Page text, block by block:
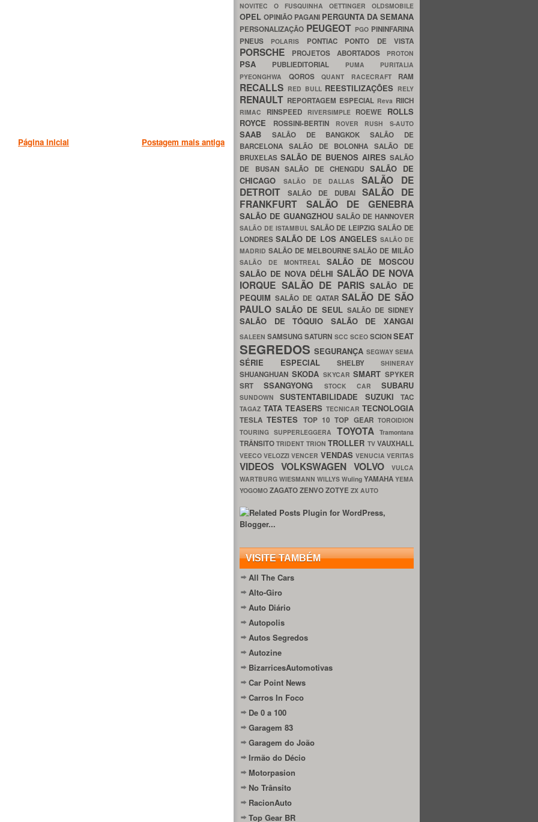
Postagem mais antiga
Página inicial
NOVITEC O FUSQUINHA OETTINGER OLDSMOBILE
OPEL OPINIÃO PAGANI PERGUNTA DA SEMANA
PERSONALIZAÇÃO PEUGEOT PGO PININFARINA
PNEUS
POLARIS PONTIAC PONTO DE VISTA
PORSCHE PROJETOS ABORTADOS PROTON
PSA PUBLIEDITORIAL PUMA PURITALIA
PYEONGHWA QOROS QUANT RACECRAFT RAM
RECALLS RED BULL REESTILIZAÇÕES RELY
RENAULT REPORTAGEM ESPECIAL Reva RIICH
RIMAC RINSPEED RIVERSIMPLE ROEWE ROLLS
ROYCE
ROSSINI-BERTIN ROVER RUSH S-AUTO
SAAB SALÃO DE BANGKOKSALÃO DE
BARCELONA SALÃO DE BOLONHASALÃO DE
BRUXELAS SALÃO DE BUENOS AIRES SALÃO
DE BUSAN SALÃO DE CHENGDU SALÃO DE
CHICAGO
SALÃO DE DALLASSALÃO DE
DETROIT
SALÃO DE DUBAI SALÃO DE
FRANKFURT SALÃO DE GENEBRA
SALÃO DE GUANGZHOU SALÃO DE HANNOVER
SALÃO DE ISTAMBUL SALÃO DE LEIPZIGSALÃO DE
LONDRESSALÃO DE LOS ANGELES SALÃO DE
MADRID SALÃO DE MELBOURNESALÃO DE MILÃO
SALÃO DE MONTREAL SALÃO DE MOSCOU
SALÃO DE NOVA DÉLHI SALÃO DE NOVA
IORQUE SALÃO DE PARISSALÃO DE
PEQUIM SALÃO DE QATARSALÃO DE SÃO
PAULO SALÃO DE SEUL SALÃO DE SIDNEY
SALÃO DE TÓQUIO SALÃO DE XANGAI
SALEENSAMSUNGSATURN SCC SCEO SCIONSEAT
SEGREDOSSEGURANÇA SEGWAYSEMA
SÉRIE ESPECIAL SHELBY SHINERAY
SHUANGHUAN SKODA SKYCARSMART SPYKER
SRTSSANGYONG STOCK CAR SUBARU
SUNDOWNSUSTENTABILIDADE SUZUKITAC
TAGAZ TATA TEASERS TECNICAR TECNOLOGIA
TESLATESTES TOP 10TOP GEARTOROIDION
TOURING SUPPERLEGGERA TOYOTATramontana
TRÂNSITOTRIDENT TRIONTROLLER TVVAUXHALL
VEECOVELOZZIVENCER VENDAS VENUCIAVERITAS
VIDEOS VOLKSWAGEN VOLVO
VULCA
WARTBURG WIESMANN WILLYS Wuling YAMAHA YEMA
YOGOMO ZAGATOZENVOZOTYE ZX AUTO
VISITE TAMBÉM
All The Cars
Alto-Giro
Auto Diário
Autopolis
Autos Segredos
Autozine
BizarricesAutomotivas
Car Point News
Carros In Foco
De 0 a 100
Garagem 83
Garagem do João
Irmão do Décio
Motorpasion
No Trânsito
RacionAuto
Top Gear BR